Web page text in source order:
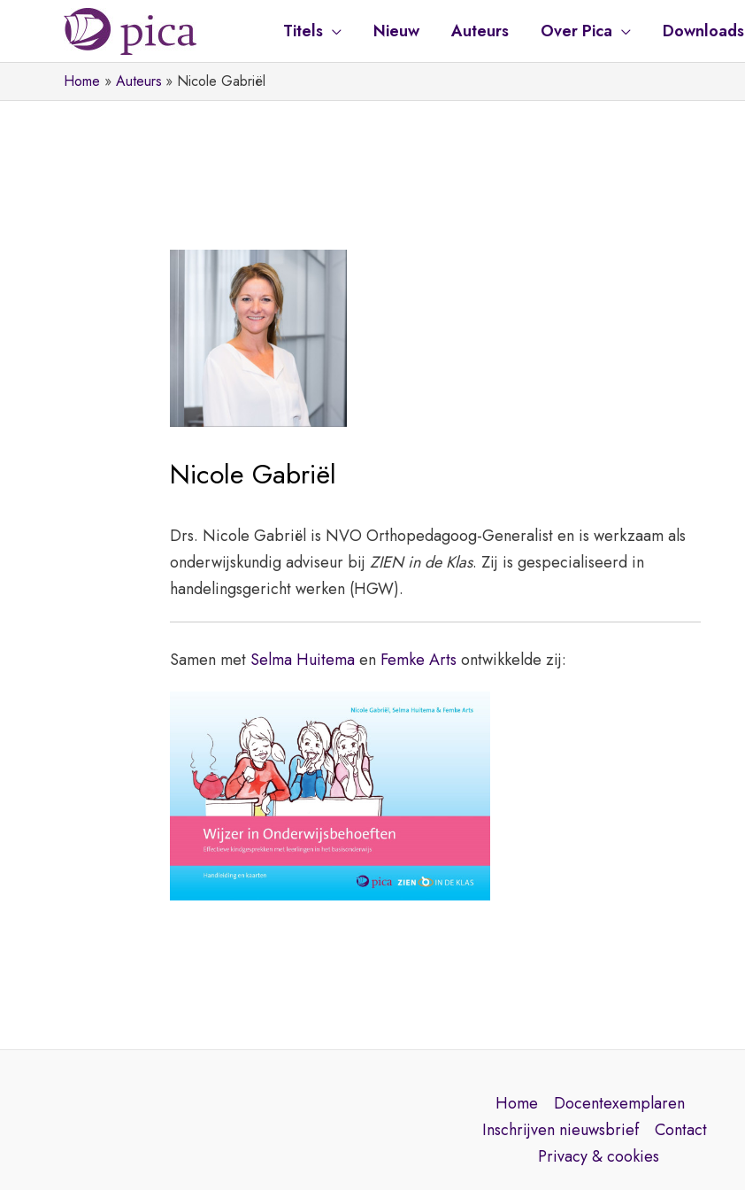
de
Titels Nieuw Auteurs Over Pica Downloads
Home Auteurs Nicole Gabriël
Nicole Gabriël
Drs. Nicole Gabriël is NVO Orthopedagoog-Generalist en is werkzaam als
onderwijskundig adviseur bijZIEN in de Klas. Zij is gespecialiseerd in
handelingsgericht werken (HGW).
Samen met Selma Huitemaen Femke Arts ontwikkelde zij:
Home
Docentexemplaren
Inschrijven nieuwsbrief
Contact
Privacy & cookies